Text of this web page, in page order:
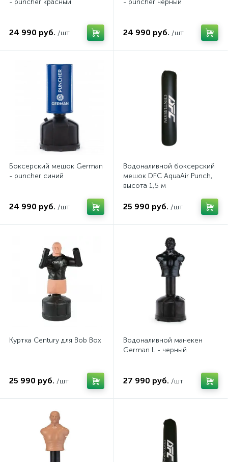
- puncher красный
24 990 руб. /шт
- puncher черный
24 990 руб. /шт
Боксерский мешок German
- puncher синий
24 990 руб. /шт
Водоналивной боксерский
мешок DFC AquaAir Punch,
высота 1,5 м
25 990 руб. /шт
Куртка Century для Bob Box
25 990 руб. /шт
Водоналивной манекен
German L - черный
27 990 руб. /шт